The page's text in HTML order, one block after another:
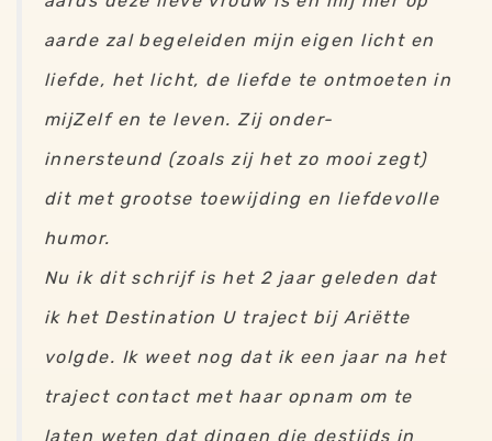
aarde zal begeleiden mijn eigen licht en
liefde, het licht, de liefde te ontmoeten in
mijZelf en te leven. Zij onder-
innersteund (zoals zij het zo mooi zegt)
dit met grootse toewijding en liefdevolle
humor.
Nu ik dit schrijf is het 2 jaar geleden dat
ik het Destination U traject bij Ariëtte
volgde. Ik weet nog dat ik een jaar na het
traject contact met haar opnam om te
laten weten dat dingen die destijds in